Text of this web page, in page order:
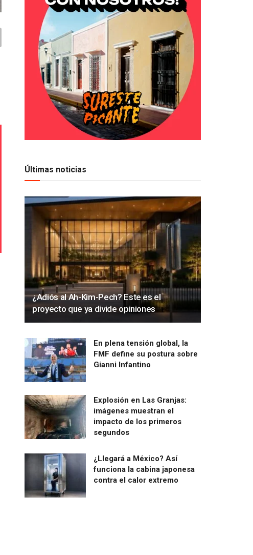
Últimas noticias
¿Adiós al Ah-Kim-Pech? Este es el
proyecto que ya divide opiniones
En plena tensión global, la
FMF define su postura sobre
Gianni Infantino
Explosión en Las Granjas:
imágenes muestran el
impacto de los primeros
segundos
¿Llegará a México? Así
funciona la cabina japonesa
contra el calor extremo